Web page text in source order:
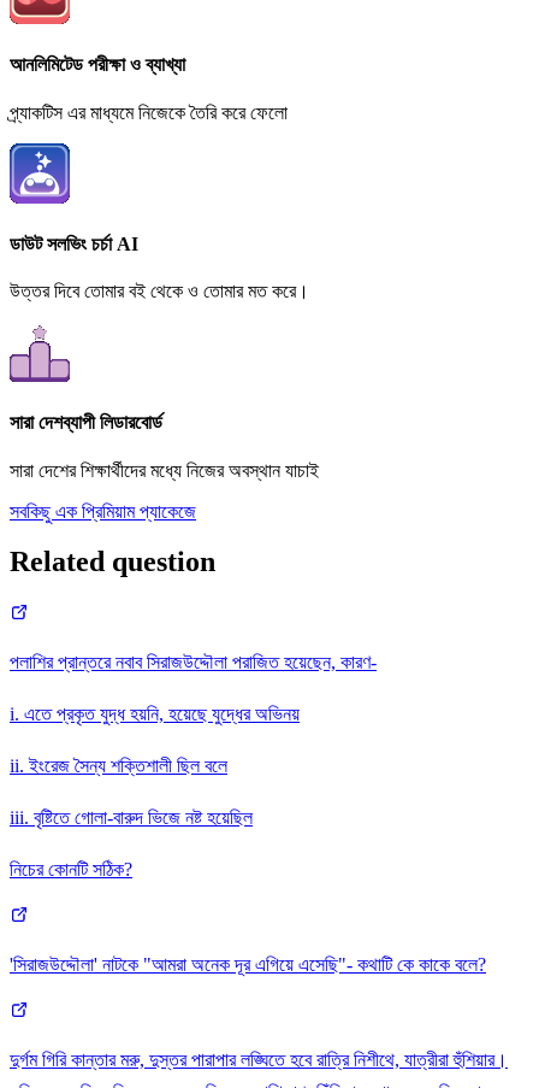
আনলিমিটেড পরীক্ষা ও ব্যাখ্যা
প্র্যাকটিস এর মাধ্যমে নিজেকে তৈরি করে ফেলো
ডাউট সলভিং চর্চা AI
উত্তর দিবে তোমার বই থেকে ও তোমার মত করে।
সারা দেশব্যাপী লিডারবোর্ড
সারা দেশের শিক্ষার্থীদের মধ্যে নিজের অবস্থান যাচাই
সবকিছু এক প্রিমিয়াম প্যাকেজে
Related question
পলাশির প্রান্তরে নবাব সিরাজউদ্দৌলা পরাজিত হয়েছেন, কারণ-
i. এতে প্রকৃত যুদ্ধ হয়নি, হয়েছে যুদ্ধের অভিনয়
ii. ইংরেজ সৈন্য শক্তিশালী ছিল বলে
iii. বৃষ্টিতে গোলা-বারুদ ভিজে নষ্ট হয়েছিল
নিচের কোনটি সঠিক?
'সিরাজউদ্দৌলা' নাটকে "আমরা অনেক দূর এগিয়ে এসেছি"- কথাটি কে কাকে বলে?
দুর্গম গিরি কান্তার মরু, দুস্তর পারাপার লঙ্ঘিতে হবে রাত্রি নিশীথে, যাত্রীরা হুঁশিয়ার।